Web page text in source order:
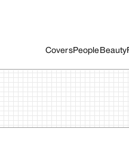
CoversPeople Beauty